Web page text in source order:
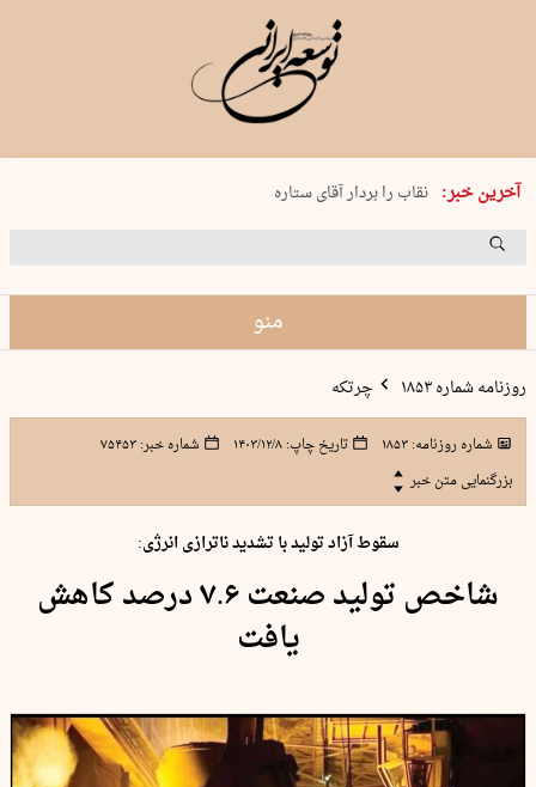
آخرین خبر:
پنجشنبه 15 مرداد 1405 شماره 2243
نقاب را بردار آقای ستاره
کدام فوتبال؟
منو
روزنامه شماره ۱۸۵۳ چرتکه
شماره روزنامه:۱۸۵۳ تاریخ چاپ:۱۴۰۳/۱۲/۸ شماره خبر:۷۵۴۵۳
بزرگنمایی متن خبر
سقوط آزاد تولید با تشدید ناترازی انرژی:
شاخص تولید صنعت ۷.۶ درصد کاهش
یافت